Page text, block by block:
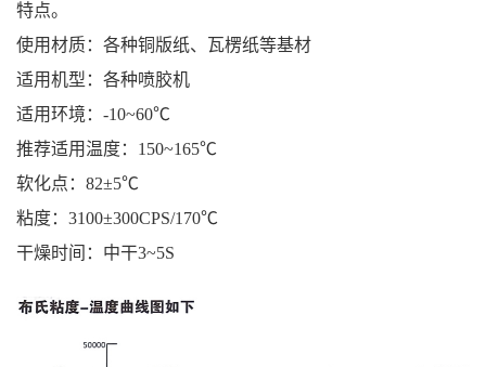
特点。
使用材质：各种铜版纸、瓦楞纸等基材
适用机型：各种喷胶机
适用环境：-10~60℃
推荐适用温度：150~165℃
软化点：82±5℃
粘度：3100±300CPS/170℃
干燥时间：中干3~5S